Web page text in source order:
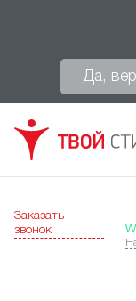
Да,
Заказать
звонок